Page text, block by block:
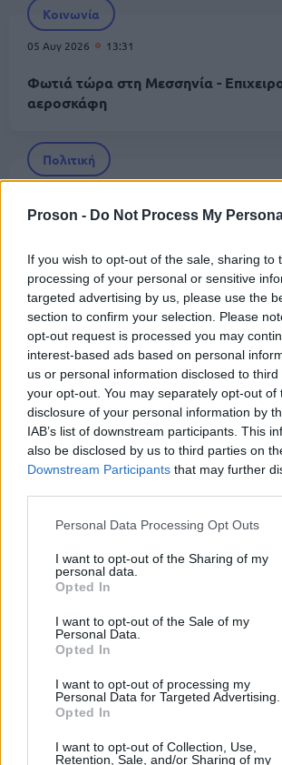
Proson - Do Not Process My
If you wish to opt-out of the sale, sharing to
processing of your personal or sensitive
targeted advertising by us, please use the
section to confirm your selection. Please
opt-out request is processed you may
interest-based ads based on personal
us or personal information disclosed to
your opt-out. You may separately opt-out of
disclosure of your personal information by
IAB’s list of downstream participants. This
also be disclosed by us to third parties on
Downstream Participants that may further
Please note that this website/app uses one
not limited to your visit or usage behaviour.
grant or deny consent to Google and its
use your data for below specified purposes
consent section.
Personal Data Processing Opt Outs
I want to opt-out of the Sharing of my
personal data.
Opted In
I want to opt-out of the Sale of my
Personal Data.
Opted In
I want to opt-out of processing my
Personal Data for Targeted Advertising.
Opted In
I want to opt-out of Collection, Use,
Retention, Sale, and/or Sharing of my
Κοινωνία
05 Αυγ 2026 13:31
Φωτιά τώρα στη Μεσσηνία -
αεροσκάφη
Πολιτική
Πυρκαγιές: Στο Μαξίμου οι
Κοινωνία
05 Αυγ 2026 08:58
Πόρτο Γερμενό: Η στιγμή που η
τον Κιθαιρώνα μέσα σε λίγα λεπτά
Κοινωνία
Χίος και Λέσβος
Κοινωνία
04 Αυγ 2026 15:10
Δικαστηρίων - Επιχειρούν 15
Κοινωνία